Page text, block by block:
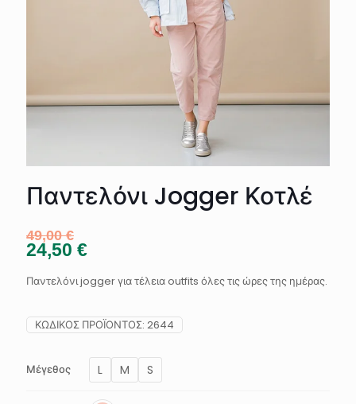
Παντελόνι Jogger Κοτλέ
49,00€
24,50 €
Παντελόνι jogger για τέλεια outfits όλες τις ώρες της ημέρας.
ΚΩΔΙΚΌΣ ΠΡΟΪΌΝΤΟΣ: 2644
Μέγεθος L M S